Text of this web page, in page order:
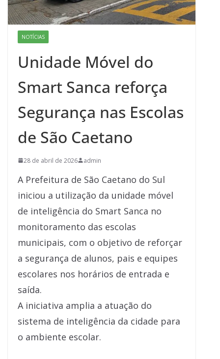
NOTÍCIAS
Unidade Móvel do
Smart Sanca reforça
Segurança nas Escolas
de São Caetano
28 de abril de 2026 admin
A Prefeitura de São Caetano do Sul
iniciou a utilização da unidade móvel
de inteligência do Smart Sanca no
monitoramento das escolas
municipais, com o objetivo de reforçar
a segurança de alunos, pais e equipes
escolares nos horários de entrada e
saída.
A iniciativa amplia a atuação do
sistema de inteligência da cidade para
o ambiente escolar.